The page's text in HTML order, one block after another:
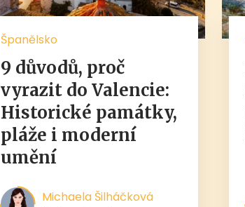
Španělsko
9 důvodů, proč
vyrazit do Valencie:
Historické památky,
pláže i moderní
umění
Michaela Šilháčková